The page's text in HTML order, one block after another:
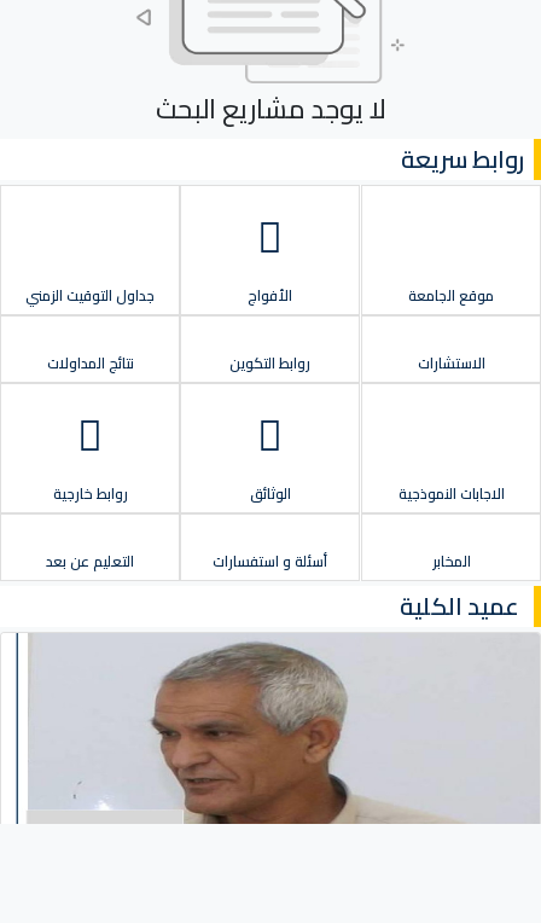
لا يوجد مشاريع البحث
روابط سريعة
موقع الجامعة الأفواج جداول التوقيت الزمني
الاستشارات روابط التكوين نتائج المداولات
الاجابات النموذجية الوثائق روابط خارجية
المخابر أسئلة و استفسارات التعليم عن بعد
عميد الكلية